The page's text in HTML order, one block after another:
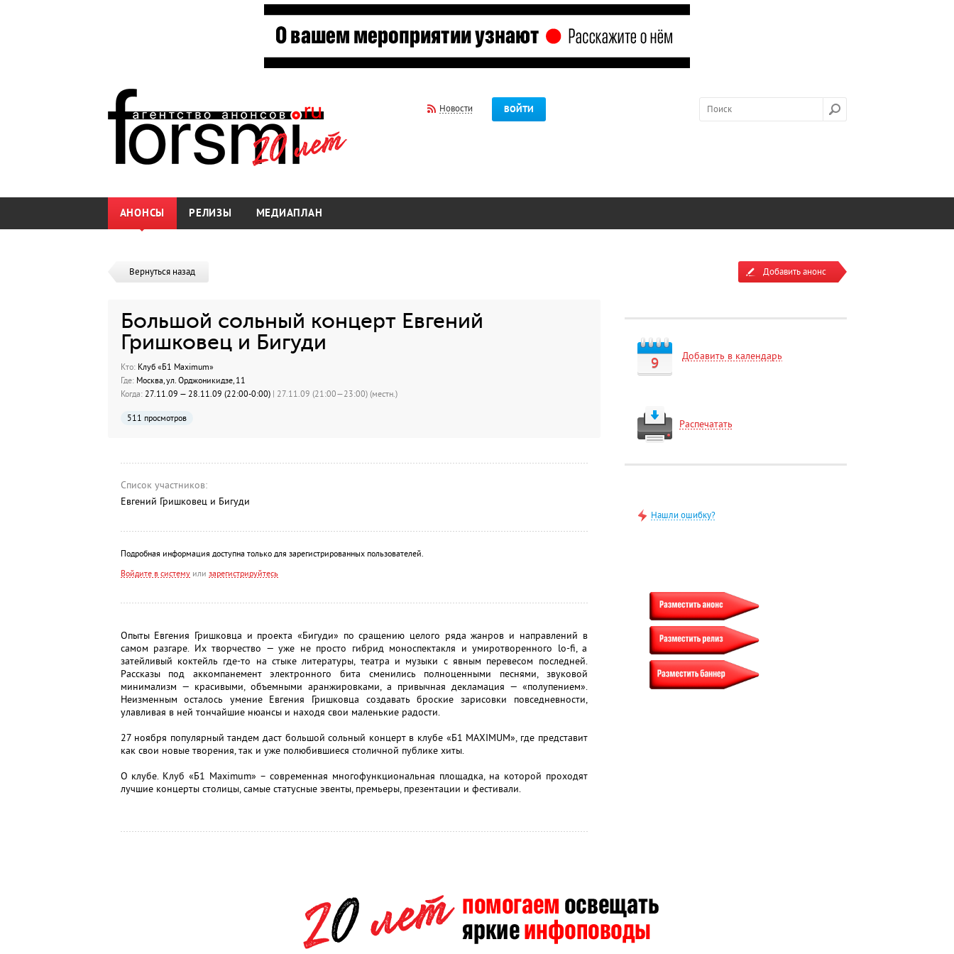
Новости ВОЙТИ
АНОНСЫ РЕЛИЗЫ МЕДИАПЛАН
Вернуться назад
Большой сольный концерт Евгений
Гришковец и Бигуди
Кто:Клуб «Б1 Maximum»
Где:Москва, ул. Орджоникидзе, 11
Когда:27.11.09 — 28.11.09 (22:00-0:00) | 27.11.09 (21:00—23:00) (местн.)
511 просмотров
Список участников:
Евгений Гришковец и Бигуди
Подробная информация доступна только для зарегистрированных пользователей.
Войдите в системуили зарегистрируйтесь
Опыты Евгения Гришковца и проекта «Бигуди» по сращению целого ряда жанров и направлений в
самом разгаре. Их творчество — уже не просто гибрид моноспектакля и умиротворенного lo-fi, а
затейливый коктейль где-то на стыке литературы, театра и музыки с явным перевесом последней.
Рассказы под аккомпанемент электронного бита сменились полноценными песнями, звуковой
минимализм — красивыми, объемными аранжировками, а привычная декламация — «полупением».
Неизменным осталось умение Евгения Гришковца создавать броские зарисовки повседневности,
улавливая в ней тончайшие нюансы и находя свои маленькие радости.
27 ноября популярный тандем даст большой сольный концерт в клубе «Б1 MAXIMUM», где представит
как свои новые творения, так и уже полюбившиеся столичной публике хиты.
О клубе. Клуб «Б1 Maximum» – современная многофункциональная площадка, на которой проходят
лучшие концерты столицы, самые статусные эвенты, премьеры, презентации и фестивали.
Добавить анонс
9 Добавить в календарь
Распечатать
Нашли ошибку?